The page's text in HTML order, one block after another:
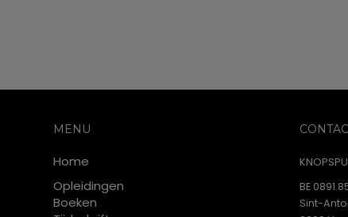
MENU
Home
Opleidingen
Boeken
BE
Sint-